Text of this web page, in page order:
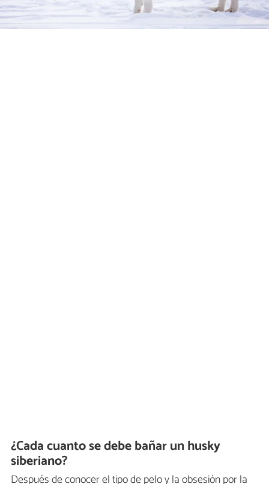
¿Cada cuanto se debe bañar un husky
siberiano?
Después de conocer el tipo de pelo y la obsesión por la